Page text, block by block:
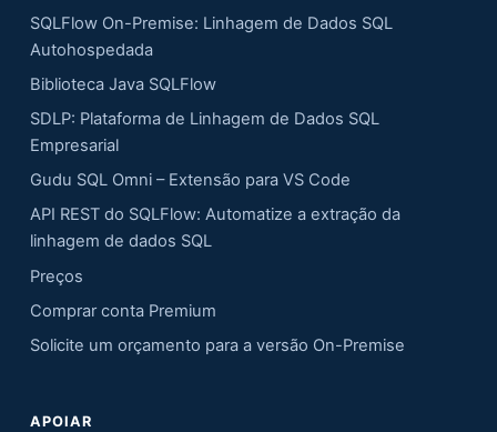
SQLFlow On-Premise: Linhagem de Dados SQL
Autohospedada
Biblioteca Java SQLFlow
SDLP: Plataforma de Linhagem de Dados SQL
Empresarial
Gudu SQL Omni – Extensão para VS Code
API REST do SQLFlow: Automatize a extração da
linhagem de dados SQL
Preços
Comprar conta Premium
Solicite um orçamento para a versão On-Premise
APOIAR